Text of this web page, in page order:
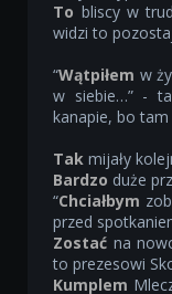
To bliscy w
widzi to
“Wątpiłem w
w siebie…” -
kanapie, bo
Tak mijały
Bardzo duże
“Chciałbym
przed
Zostać na
to prezesowi
Kumplem